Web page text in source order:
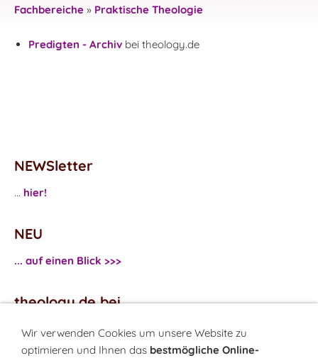
Fachbereiche » Praktische Theologie
Predigten - Archiv bei theology.de
NEWSletter
... hier!
NEU
... auf einen Blick >>>
theology.de bei
...Facebook
...Twitter
Wir verwenden Cookies um unsere Website zu
optimieren und Ihnen das bestmögliche Online-